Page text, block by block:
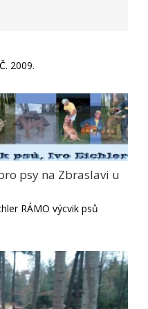
2009.
psy na Zbraslavi u
RÁMO výcvik psů